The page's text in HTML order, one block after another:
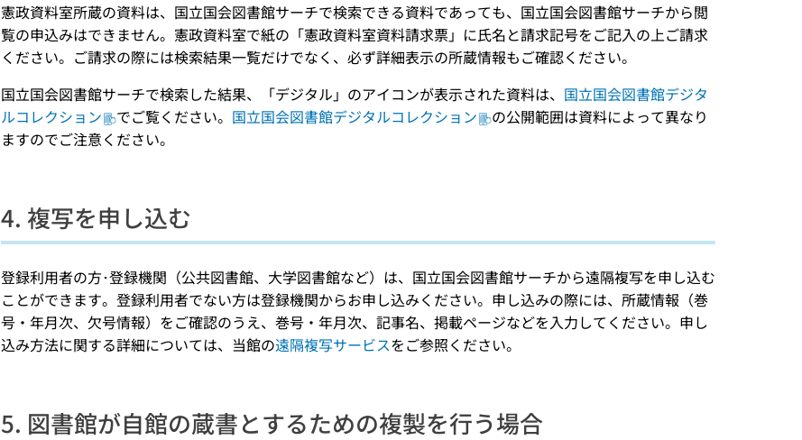
憲政資料室所蔵の資料は、国立国会図書館サーチで検索できる資料であっても、国立国会図書館サーチから閲
覧の申込みはできません。憲政資料室で紙の「憲政資料室資料請求票」に氏名と請求記号をご記入の上ご請求
ください。ご請求の際には検索結果一覧だけでなく、必ず詳細表示の所蔵情報もご確認ください。
国立国会図書館サーチで検索した結果、「デジタル」のアイコンが表示された資料は、 国立国会図書館デジタ
ルコレクション
でご覧ください。 国立国会図書館デジタルコレクション
の公開範囲は資料によって異なり
ますのでご注意ください。
4. 複写を申し込む
登録利用者の方･登録機関（公共図書館、大学図書館など）は、国立国会図書館サーチから遠隔複写を申し込む
ことができます。登録利用者でない方は登録機関からお申し込みください。申し込みの際には、所蔵情報（巻
号・年月次、欠号情報）をご確認のうえ、巻号・年月次、記事名、掲載ページなどを入力してください。申し
込み方法に関する詳細については、当館の遠隔複写サービスをご参照ください。
5. 図書館が自館の蔵書とするための複製を行う場合